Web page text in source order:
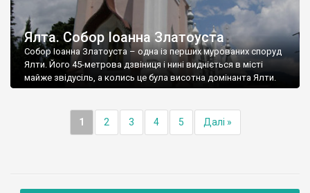
Ялта. Собор Іоанна Златоуста
Собор Іоанна Златоуста – одна із перших мурованих споруд
Ялти. Його 45-метрова дзвіниця і нині видніється в місті
майже звідусіль, а колись це була висотна домінанта Ялти.
1 2 3 4 5 Далі »